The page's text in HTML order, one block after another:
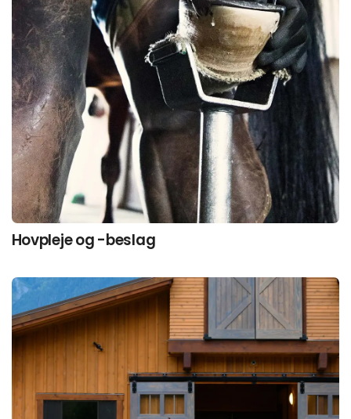
Hovpleje og -beslag